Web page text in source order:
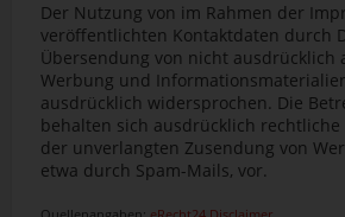
Der Nutzung von im Rahmen der
veröffentlichten Kontaktdaten durch
Übersendung von nicht ausdrücklich
Werbung und
ausdrücklich widersprochen. Die
behalten sich ausdrücklich rechtliche
der unverlangten Zusendung von
etwa durch Spam-Mails, vor.